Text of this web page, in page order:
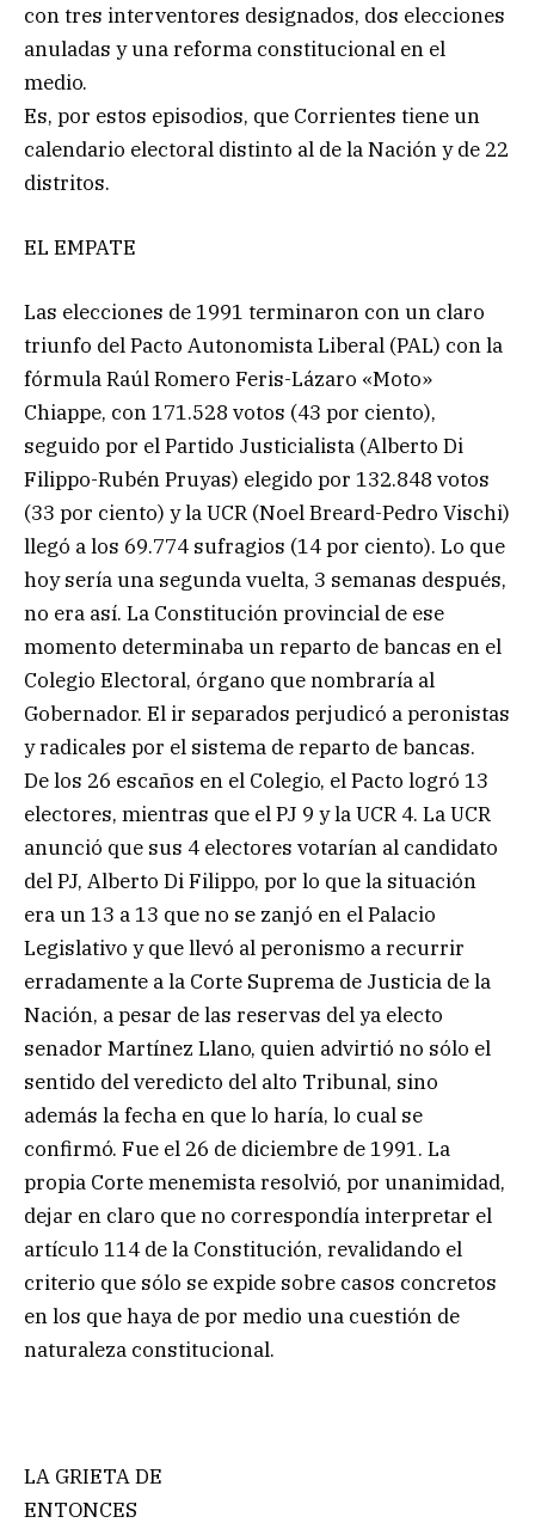
con tres interventores designados, dos elecciones
anuladas y una reforma constitucional en el
medio.
Es, por estos episodios, que Corrientes tiene un
calendario electoral distinto al de la Nación y de 22
distritos.
EL EMPATE
Las elecciones de 1991 terminaron con un claro
triunfo del Pacto Autonomista Liberal (PAL) con la
fórmula Raúl Romero Feris-Lázaro «Moto»
Chiappe, con 171.528 votos (43 por ciento),
seguido por el Partido Justicialista (Alberto Di
Filippo-Rubén Pruyas) elegido por 132.848 votos
(33 por ciento) y la UCR (Noel Breard-Pedro Vischi)
llegó a los 69.774 sufragios (14 por ciento). Lo que
hoy sería una segunda vuelta, 3 semanas después,
no era así. La Constitución provincial de ese
momento determinaba un reparto de bancas en el
Colegio Electoral, órgano que nombraría al
Gobernador. El ir separados perjudicó a peronistas
y radicales por el sistema de reparto de bancas.
De los 26 escaños en el Colegio, el Pacto logró 13
electores, mientras que el PJ 9 y la UCR 4. La UCR
anunció que sus 4 electores votarían al candidato
del PJ, Alberto Di Filippo, por lo que la situación
era un 13 a 13 que no se zanjó en el Palacio
Legislativo y que llevó al peronismo a recurrir
erradamente a la Corte Suprema de Justicia de la
Nación, a pesar de las reservas del ya electo
senador Martínez Llano, quien advirtió no sólo el
sentido del veredicto del alto Tribunal, sino
además la fecha en que lo haría, lo cual se
confirmó. Fue el 26 de diciembre de 1991. La
propia Corte menemista resolvió, por unanimidad,
dejar en claro que no correspondía interpretar el
artículo 114 de la Constitución, revalidando el
criterio que sólo se expide sobre casos concretos
en los que haya de por medio una cuestión de
naturaleza constitucional.
LA GRIETA DE
ENTONCES